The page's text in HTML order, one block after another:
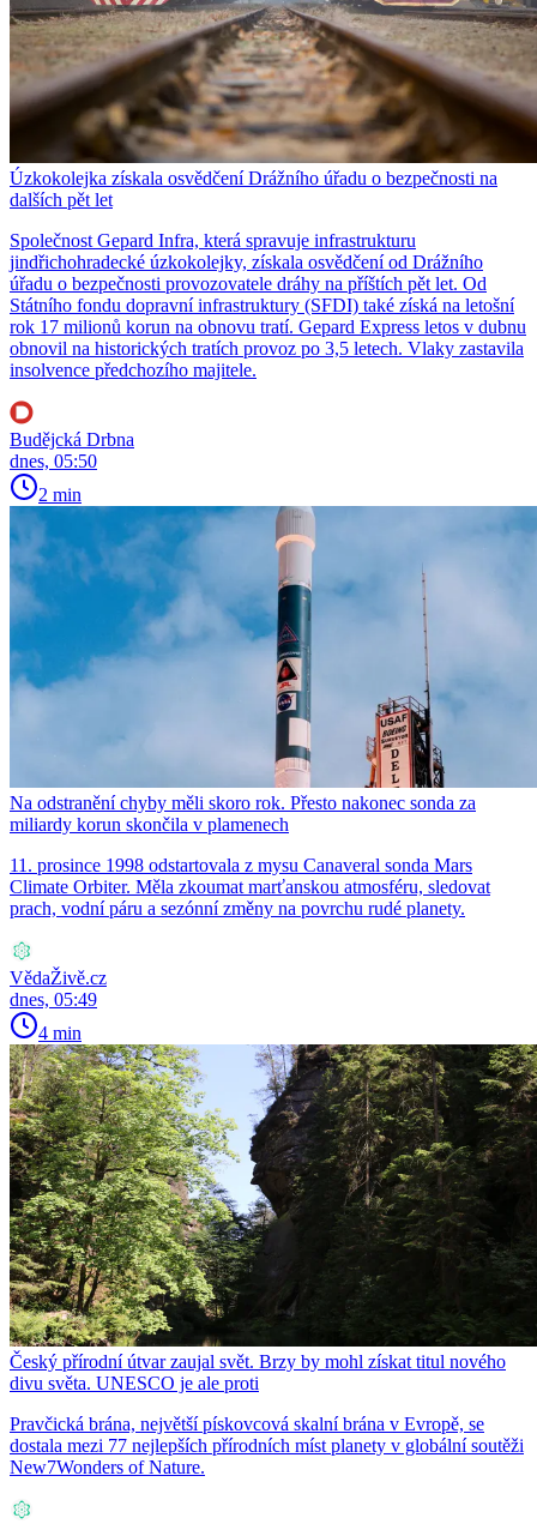
Úzkokolejka získala osvědčení Drážního úřadu o bezpečnosti na
dalších pět let
Společnost Gepard Infra, která spravuje infrastrukturu
jindřichohradecké úzkokolejky, získala osvědčení od Drážního
úřadu o bezpečnosti provozovatele dráhy na příštích pět let. Od
Státního fondu dopravní infrastruktury (SFDI) také získá na letošní
rok 17 milionů korun na obnovu tratí. Gepard Express letos v dubnu
obnovil na historických tratích provoz po 3,5 letech. Vlaky zastavila
insolvence předchozího majitele.
Budějcká Drbna
dnes, 05:50
2 min
Na odstranění chyby měli skoro rok. Přesto nakonec sonda za
miliardy korun skončila v plamenech
11. prosince 1998 odstartovala z mysu Canaveral sonda Mars
Climate Orbiter. Měla zkoumat marťanskou atmosféru, sledovat
prach, vodní páru a sezónní změny na povrchu rudé planety.
VědaŽivě.cz
dnes, 05:49
4 min
Český přírodní útvar zaujal svět. Brzy by mohl získat titul nového
divu světa. UNESCO je ale proti
Pravčická brána, největší pískovcová skalní brána v Evropě, se
dostala mezi 77 nejlepších přírodních míst planety v globální soutěži
New7Wonders of Nature.